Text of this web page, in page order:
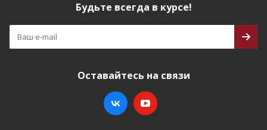
Будьте всегда в курсе!
Оставайтесь на связи